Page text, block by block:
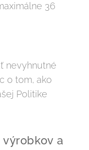
36
nevyhnutné
o tom, ako
Politike
a